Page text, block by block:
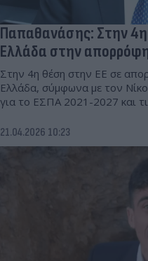
Παπαθανάσης: Στην
Ελλάδα στην
Στην 4η θέση στην ΕΕ σε
Ελλάδα, σύμφωνα με τον
για το ΕΣΠΑ 2021-2027 και
21.04.2026 10:23